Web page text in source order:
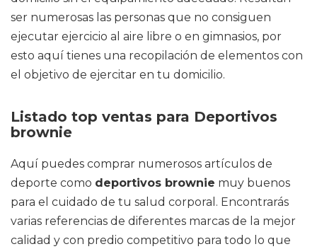
ser numerosas las personas que no consiguen
ejecutar ejercicio al aire libre o en gimnasios, por
esto aquí tienes una recopilación de elementos con
el objetivo de ejercitar en tu domicilio.
Listado top ventas para Deportivos
brownie
Aquí puedes comprar numerosos artículos de
deporte como deportivos brownie muy buenos
para el cuidado de tu salud corporal. Encontrarás
varias referencias de diferentes marcas de la mejor
calidad y con predio competitivo para todo lo que